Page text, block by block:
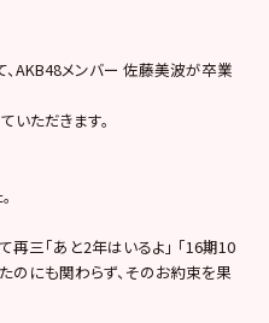
、AKB48メンバー 佐藤美波が卒業
いただきます。
再三「あと2年はいるよ」 「16期10
のにも関わらず、そのお約束を果